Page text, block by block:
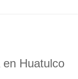
Huatulco